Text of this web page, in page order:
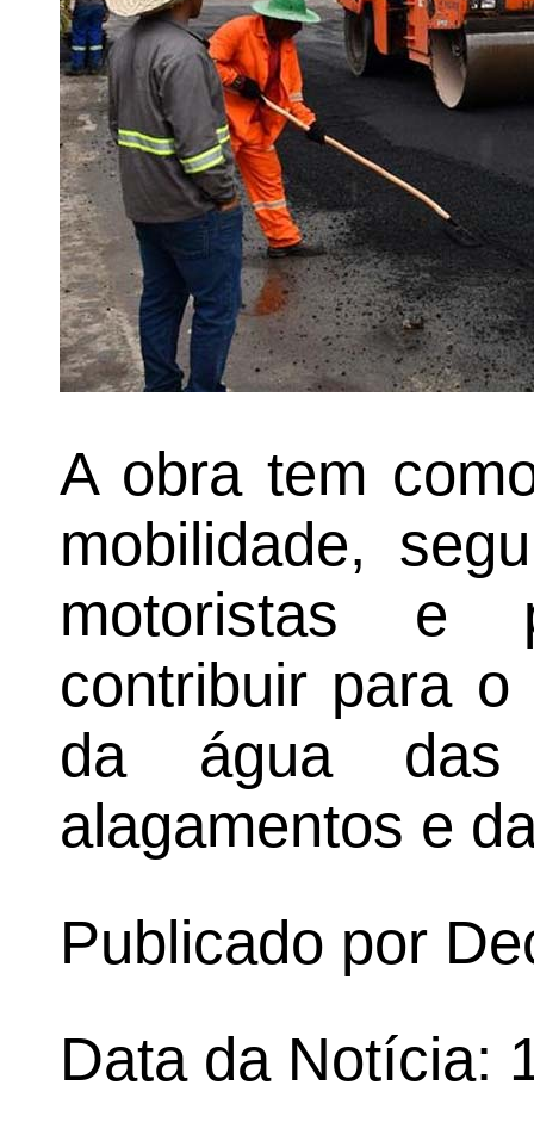
A obra tem
mobilidade,
motoristas e
contribuir para o
da água das
alagamentos e
Publicado por
Data da Notícia: